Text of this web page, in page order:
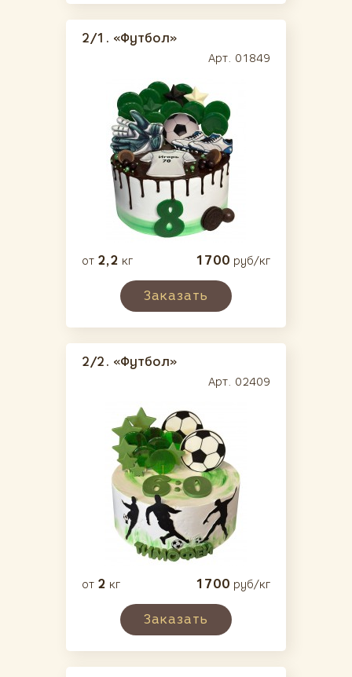
Разное
Свадебные
Муссовые
Простые торты
Десерты
Выпечка
Завтраки/Обеды
2/1. «Футбол»
Арт. 01849
от 2,2 кг 1700 руб/кг
Заказать
2/2. «Футбол»
Арт. 02409
от 2 кг 1700 руб/кг
Заказать